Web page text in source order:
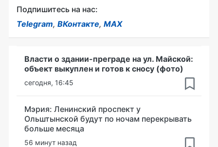
Подпишитесь на нас:
Telegram, ВКонтакте, MAX
Власти о здании-преграде на ул. Майской:
объект выкуплен и готов к сносу (фото)
сегодня, 16:45
Мэрия: Ленинский проспект у
Ольштынской будут по ночам перекрывать
больше месяца
56 минут назад